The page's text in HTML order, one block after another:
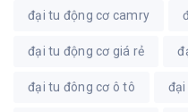
đại tu động cơ camry
đại tu động cơ giá rẻ
đại tu đông cơ ô tô đại